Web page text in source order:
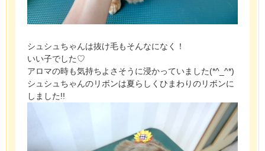
シュシュちゃんは抜け毛もそんなになく！
いい子でした♡
アロマの時も気持ちよさそうに浸かっていました(*^_^*)
シュシュちゃんのリボンは夏らしくひまわりのリボンに
しました!!